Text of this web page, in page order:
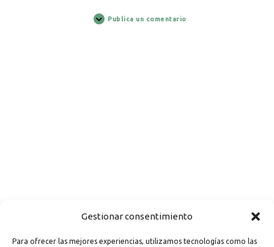
Gestionar consentimiento
Para ofrecer las mejores experiencias, utilizamos tecnologías como las
Publica un comentario